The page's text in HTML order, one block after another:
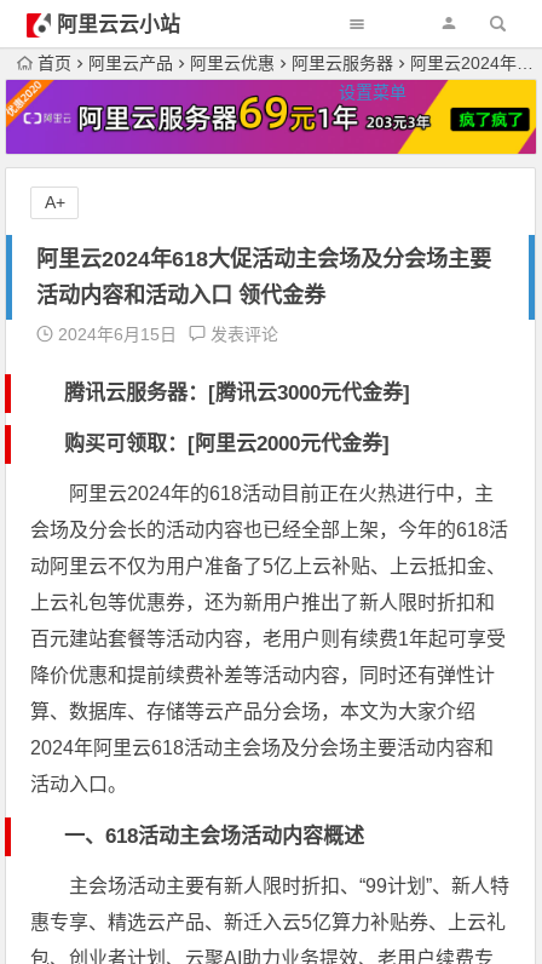
阿里云云小站
设置菜单
首页 阿里云产品 阿里云优惠 阿里云服务器 阿里云2024年618大促活动主会场及分会场主要活动内容和活动入口 领代金券
阿里云2024年618大促活动主会场及分会场主要
活动内容和活动入口 领代金券
2024年6月15日 发表评论
腾讯云服务器：[腾讯云3000元代金券]
购买可领取：[阿里云2000元代金券]
阿里云2024年的618活动目前正在火热进行中，主
会场及分会长的活动内容也已经全部上架，今年的618活
动阿里云不仅为用户准备了5亿上云补贴、上云抵扣金、
上云礼包等优惠券，还为新用户推出了新人限时折扣和
百元建站套餐等活动内容，老用户则有续费1年起可享受
降价优惠和提前续费补差等活动内容，同时还有弹性计
算、数据库、存储等云产品分会场，本文为大家介绍
2024年阿里云618活动主会场及分会场主要活动内容和
活动入口。
一、618活动主会场活动内容概述
主会场活动主要有新人限时折扣、“99计划”、新人特
惠专享、精选云产品、新迁入云5亿算力补贴券、上云礼
包、创业者计划、云聚AI助力业务提效、老用户续费专
A+